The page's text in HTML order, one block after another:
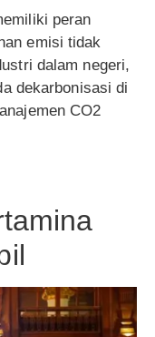
peran
emisi tidak
dalam negeri,
dekarbonisasi di
CO2